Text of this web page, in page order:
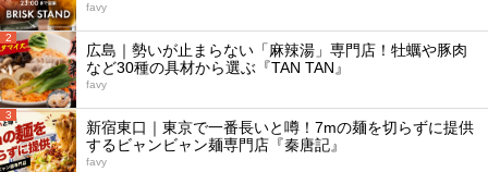
favy
2
広島｜勢いが止まらない「麻辣湯」専門店！牡蠣や豚肉
など30種の具材から選ぶ『TAN TAN』
favy
3
新宿東口｜東京で一番長いと噂！7mの麺を切らずに提供
するビャンビャン麺専門店『秦唐記』
favy